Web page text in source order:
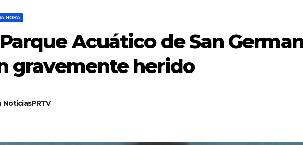
HORA
Acuático de San
gravemente herido
NoticiasPRTV